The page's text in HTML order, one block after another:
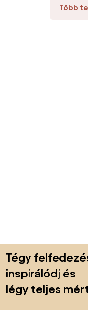
Több
Tégy
inspirálódj és
légy teljes